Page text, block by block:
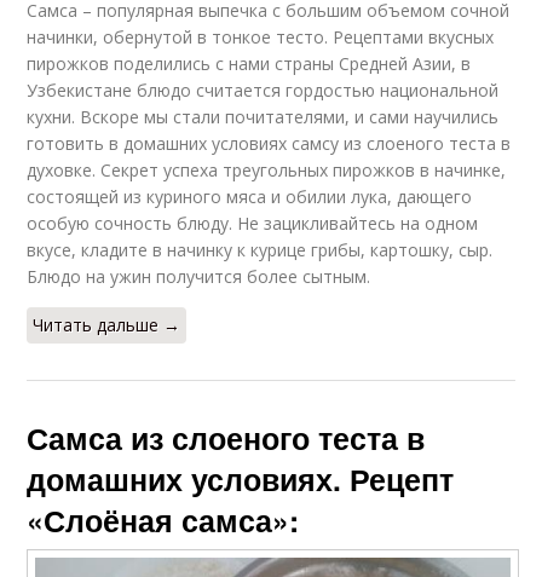
Самса – популярная выпечка с большим объемом сочной
начинки, обернутой в тонкое тесто. Рецептами вкусных
пирожков поделились с нами страны Средней Азии, в
Узбекистане блюдо считается гордостью национальной
кухни. Вскоре мы стали почитателями, и сами научились
готовить в домашних условиях самсу из слоеного теста в
духовке. Секрет успеха треугольных пирожков в начинке,
состоящей из куриного мяса и обилии лука, дающего
особую сочность блюду. Не зацикливайтесь на одном
вкусе, кладите в начинку к курице грибы, картошку, сыр.
Блюдо на ужин получится более сытным.
Читать дальше →
Самса из слоеного теста в
домашних условиях. Рецепт
«Слоёная самса»: